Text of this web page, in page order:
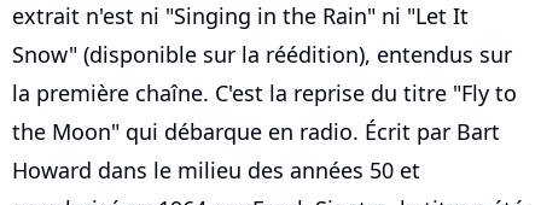
extrait n'est ni "Singing in the Rain" ni "Let It
Snow" (disponible sur la réédition), entendus sur
la première chaîne. C'est la reprise du titre "Fly to
the Moon" qui débarque en radio. Écrit par Bart
Howard dans le milieu des années 50 et